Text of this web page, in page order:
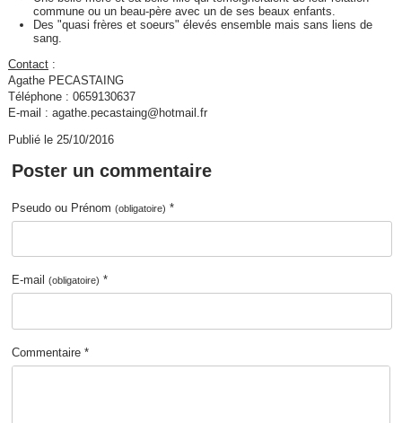
commune ou un beau-père avec un de ses beaux enfants.
Des "quasi frères et soeurs" élevés ensemble mais sans liens de
sang.
Contact:
Agathe PECASTAING
Téléphone : 0659130637
E-mail : agathe.pecastaing@hotmail.fr
Publié le 25/10/2016
Poster un commentaire
Pseudo ou Prénom(obligatoire) *
E-mail(obligatoire) *
Commentaire *